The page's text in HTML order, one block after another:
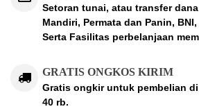
Setoran tunai, atau transfer
Mandiri, Permata dan Panin,
Serta Fasilitas perbelanjaan
GRATIS ONGKOS KIRIM
Gratis ongkir untuk pembelian
40 rb.